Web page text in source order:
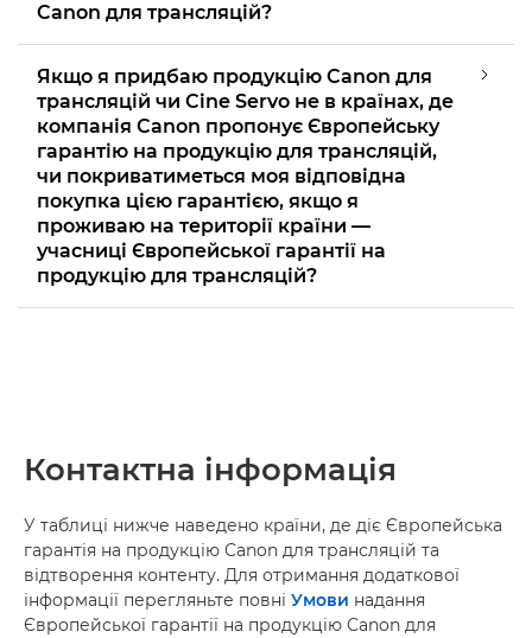
Canon для трансляцій?
Якщо я придбаю продукцію Canon для
трансляцій чи Cine Servo не в країнах, де
компанія Canon пропонує Європейську
гарантію на продукцію для трансляцій,
чи покриватиметься моя відповідна
покупка цією гарантією, якщо я
проживаю на території країни —
учасниці Європейської гарантії на
продукцію для трансляцій?
Контактна інформація
У таблиці нижче наведено країни, де діє Європейська
гарантія на продукцію Canon для трансляцій та
відтворення контенту. Для отримання додаткової
інформації перегляньте повні Умови надання
Європейської гарантії на продукцію Canon для